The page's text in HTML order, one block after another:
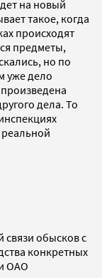
на новый
такое, когда
происходят
предметы,
но по
уже дело
дела. То
обысков с
конкретных
ОАО